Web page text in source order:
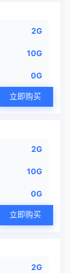
2G
10G
0G
立即购买
2G
10G
0G
立即购买
2G